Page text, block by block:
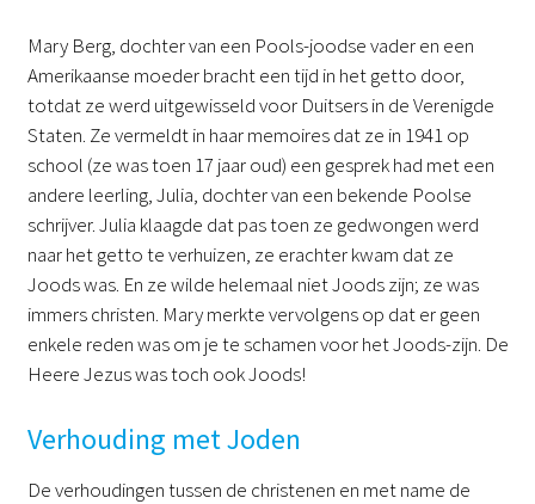
Mary Berg, dochter van een Pools-joodse vader en een
Amerikaanse moeder bracht een tijd in het getto door,
totdat ze werd uitgewisseld voor Duitsers in de Verenigde
Staten. Ze vermeldt in haar memoires dat ze in 1941 op
school (ze was toen 17 jaar oud) een gesprek had met een
andere leerling, Julia, dochter van een bekende Poolse
schrijver. Julia klaagde dat pas toen ze gedwongen werd
naar het getto te verhuizen, ze erachter kwam dat ze
Joods was. En ze wilde helemaal niet Joods zijn; ze was
immers christen. Mary merkte vervolgens op dat er geen
enkele reden was om je te schamen voor het Joods-zijn. De
Heere Jezus was toch ook Joods!
Verhouding met Joden
De verhoudingen tussen de christenen en met name de